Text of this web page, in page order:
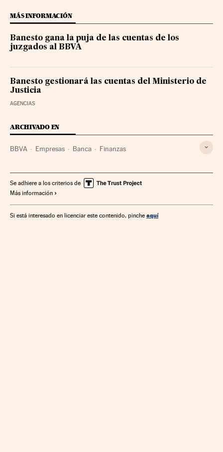
MÁS INFORMACIÓN
Banesto gana la puja de las cuentas de los
juzgados al BBVA
Banesto gestionará las cuentas del Ministerio de
Justicia
AGENCIAS
ARCHIVADO EN
BBVA Empresas Banca Finanzas
Se adhiere a los criterios de
Más información
Si está interesado en licenciar este contenido, pinche aquí